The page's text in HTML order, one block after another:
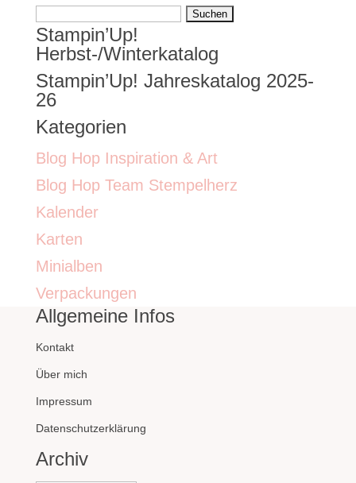
Suchen
nach:
Stampin’Up!
Herbst-/Winterkatalog
Stampin’Up! Jahreskatalog 2025-
26
Kategorien
Blog Hop Inspiration & Art
Blog Hop Team Stempelherz
Kalender
Karten
Minialben
Verpackungen
Allgemeine Infos
Kontakt
Über mich
Impressum
Datenschutzerklärung
Archiv